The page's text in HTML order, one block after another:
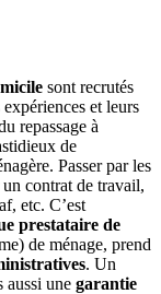
sont recrutés
et leurs
repassage à
de
Passer par les
contrat de travail,
etc. C’est
prestataire de
de ménage, prend
. Un
aussi une garantie